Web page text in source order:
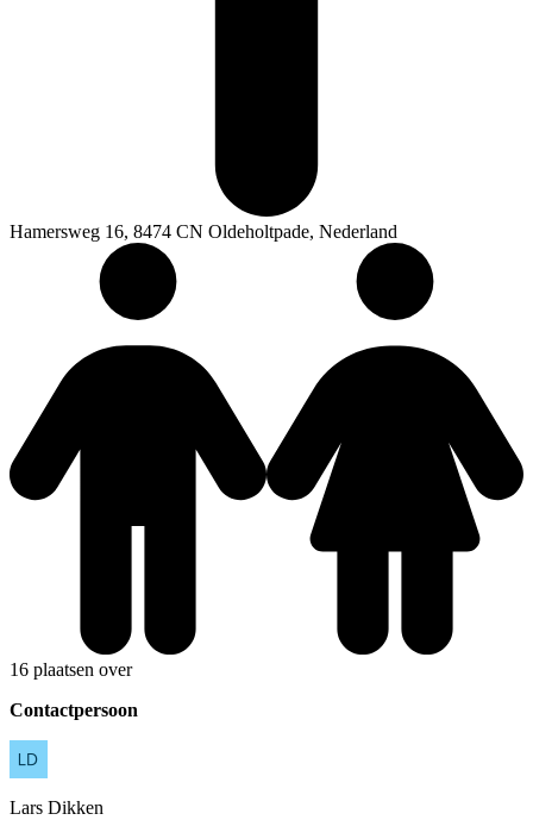
Hamersweg 16, 8474 CN Oldeholtpade, Nederland
16 plaatsen over
Contactpersoon
Lars Dikken